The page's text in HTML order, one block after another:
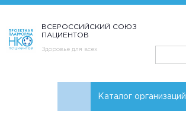
ВСЕРОССИЙСКИЙ СОЮЗ
ПАЦИЕНТОВ
Здоровье для всех
Каталог организаций